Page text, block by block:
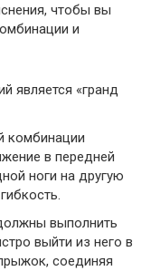
чтобы вы
и
является «гранд
комбинации
в передней
ноги на другую
выполнить
выйти из него в
соединяя